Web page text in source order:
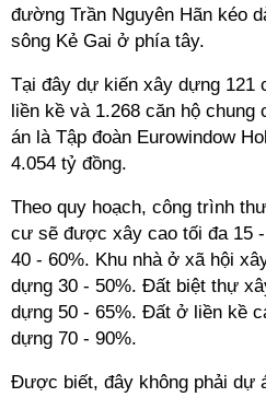
đường Trần Nguyên Hãn kéo
sông Kẻ Gai ở phía tây.
Tại đây dự kiến xây dựng 121
liền kề và 1.268 căn hộ
án là Tập đoàn Eurowindow
4.054 tỷ đồng.
Theo quy hoạch, công trình
cư sẽ được xây cao tối đa 15
40 - 60%. Khu nhà ở xã hội
dựng 30 - 50%. Đất biệt thự
dựng 50 - 65%. Đất ở liền kề
dựng 70 - 90%.
Được biết, đây không phải dự